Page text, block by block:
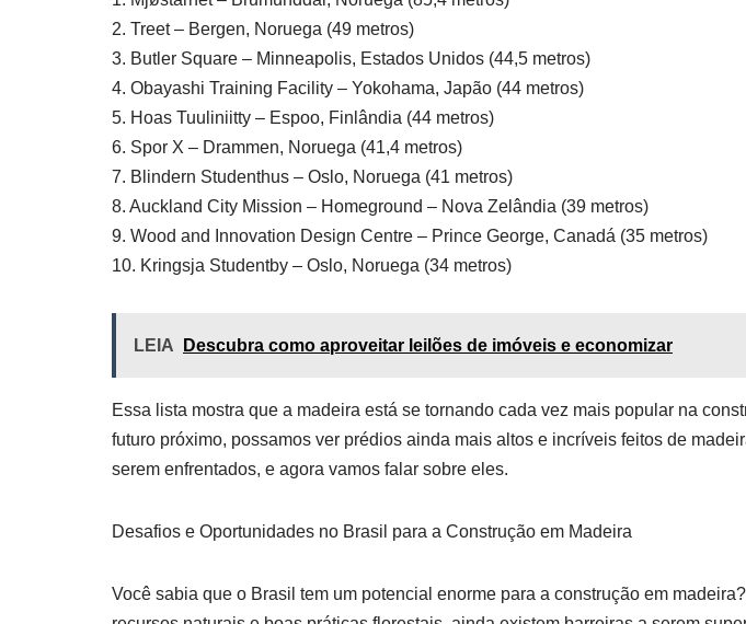
2. Treet – Bergen, Noruega (49 metros)
3. Butler Square – Minneapolis, Estados Unidos (44,5 metros)
4. Obayashi Training Facility – Yokohama, Japão (44 metros)
5. Hoas Tuuliniitty – Espoo, Finlândia (44 metros)
6. Spor X – Drammen, Noruega (41,4 metros)
7. Blindern Studenthus – Oslo, Noruega (41 metros)
8. Auckland City Mission – Homeground – Nova Zelândia (39 metros)
9. Wood and Innovation Design Centre – Prince George, Canadá (35 metros)
10. Kringsja Studentby – Oslo, Noruega (34 metros)
LEIA Descubra como aproveitar leilões de imóveis e economizar
Essa lista mostra que a madeira está se tornando cada vez mais popular na
futuro próximo, possamos ver prédios ainda mais altos e incríveis feitos de
serem enfrentados, e agora vamos falar sobre eles.
Desafios e Oportunidades no Brasil para a Construção em Madeira
Você sabia que o Brasil tem um potencial enorme para a construção em